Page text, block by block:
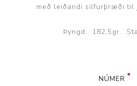
með leiðandi silfurþræði til
Þyngd: 182,5gr.
NÚMER